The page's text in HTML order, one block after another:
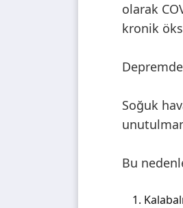
olarak
kronik
Soğuk
Bu